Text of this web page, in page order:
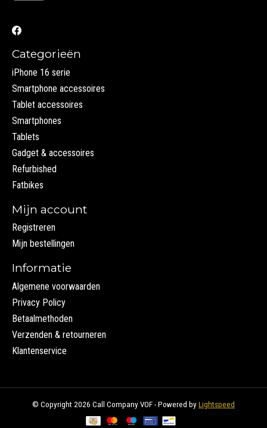
Categorieën
iPhone 16 serie
Smartphone accessoires
Tablet accessoires
Smartphones
Tablets
Gadget & accessoires
Refurbished
Fatbikes
Mijn account
Registreren
Mijn bestellingen
Informatie
Algemene voorwaarden
Privacy Policy
Betaalmethoden
Verzenden & retourneren
Klantenservice
© Copyright 2026 Call Company VOF - Powered by Lightspeed